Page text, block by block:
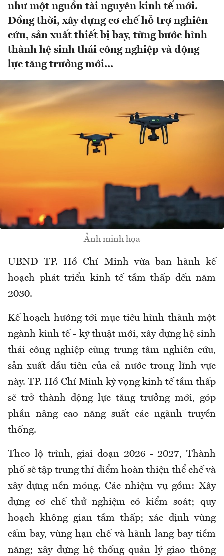
như một nguồn tài nguyên kinh tế mới.
Đồng thời, xây dựng cơ chế hỗ trợ nghiên
cứu, sản xuất thiết bị bay, từng bước hình
thành hệ sinh thái công nghiệp và động
lực tăng trưởng mới...
Ảnh minh họa
UBND TP. Hồ Chí Minh vừa ban hành kế
hoạch phát triển kinh tế tầm thấp đến năm
2030.
Kế hoạch hướng tới mục tiêu hình thành một
ngành kinh tế - kỹ thuật mới, xây dựng hệ sinh
thái công nghiệp cùng trung tâm nghiên cứu,
sản xuất đầu tiên của cả nước trong lĩnh vực
này. TP. Hồ Chí Minh kỳ vọng kinh tế tầm thấp
sẽ trở thành động lực tăng trưởng mới, góp
phần nâng cao năng suất các ngành truyền
thống.
Theo lộ trình, giai đoạn 2026 - 2027, Thành
phố sẽ tập trung thí điểm hoàn thiện thể chế và
xây dựng nền móng. Các nhiệm vụ gồm: Xây
dựng cơ chế thử nghiệm có kiểm soát; quy
hoạch không gian tầm thấp; xác định vùng
cấm bay, vùng hạn chế và hành lang bay tiềm
năng; xây dựng hệ thống quản lý giao thông